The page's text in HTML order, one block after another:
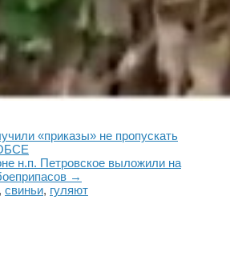
«приказы» не пропускать
н.п. Петровское выложили на
→
, свиньи, гуляют